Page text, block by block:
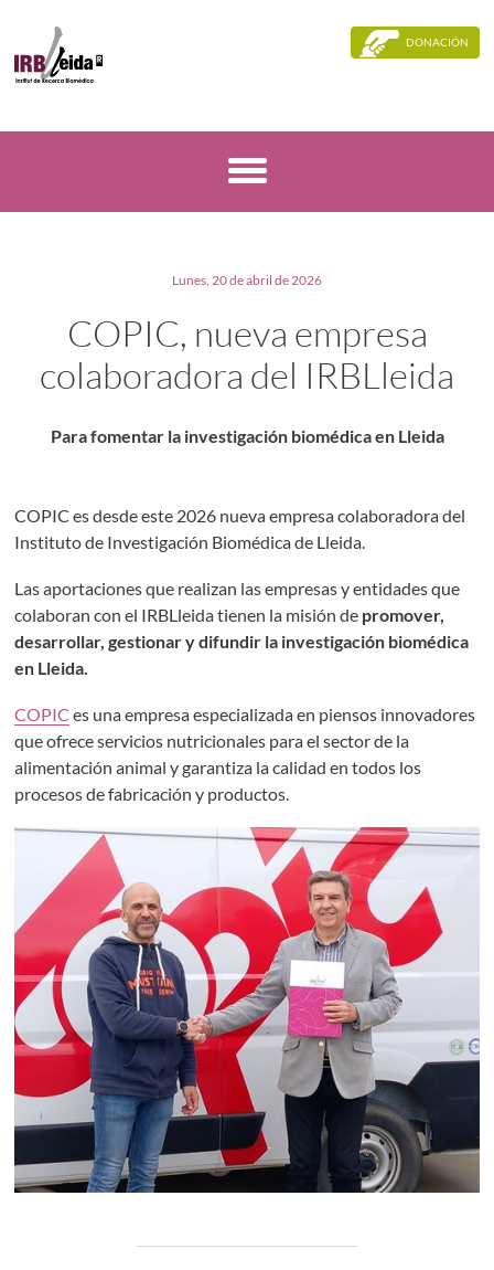
DONACIÓN
Lunes, 20 de abril de 2026
COPIC, nueva empresa
colaboradora del IRBLleida
Para fomentar la investigación biomédica en Lleida
COPIC es desde este 2026 nueva empresa colaboradora del
Instituto de Investigación Biomédica de Lleida.
Las aportaciones que realizan las empresas y entidades que
colaboran con el IRBLleida tienen la misión de promover,
desarrollar, gestionar y difundir la investigación biomédica
en Lleida.
COPIC es una empresa especializada en piensos innovadores
que ofrece servicios nutricionales para el sector de la
alimentación animal y garantiza la calidad en todos los
procesos de fabricación y productos.